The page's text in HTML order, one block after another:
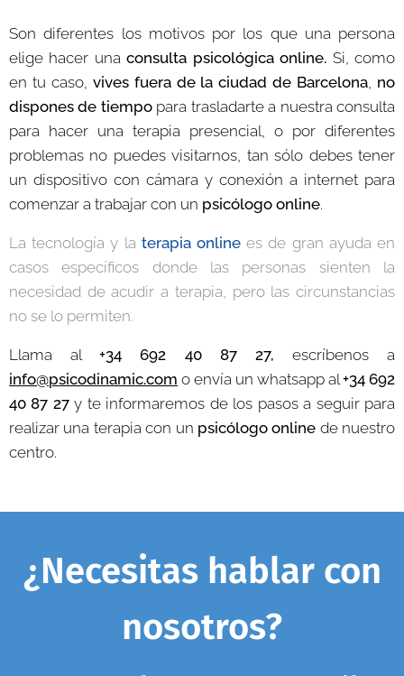
Son diferentes los motivos por los que una persona
elige hacer unaconsulta psicológica online. Si, como
en tu caso, vives fuera de la ciudad de Barcelona no
dispones de tiempopara trasladarte a nuestra consulta
para hacer una terapia presencial, o por diferentes
problemas no puedes visitarnos, tan sólo debes tener
un dispositivo con cámara y conexión a internet para
comenzar a trabajar con un psicólogo online.
La tecnología y la terapia online es de gran ayuda en
casos específicos donde las personas sienten la
necesidad de acudir a terapia, pero las circunstancias
no se lo permiten.
Llama al+34 692 40 87 27, escríbenos a
info@psicodinamic.com o envía un whatsapp al +34 692
40 87 27y te informaremos de los pasos a seguir para
realizar una terapia con un psicólogo online de nuestro
centro.
¿Necesitas hablar con
nosotros?